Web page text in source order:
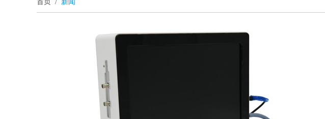
首页 / 新闻